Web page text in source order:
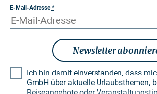
E-Mail-Adresse*
Newsletter
Ich bin damit einverstanden, dass
GmbH über aktuelle Urlaubsthemen, besondere